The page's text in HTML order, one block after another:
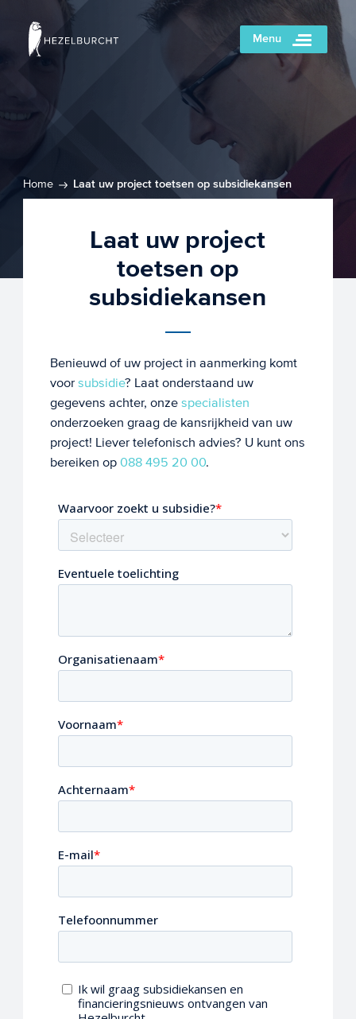
Menu
Home Laat uw project toetsen op subsidiekansen
Laat uw project
toetsen op
subsidiekansen
Benieuwd of uw project in aanmerking komt
voor subsidie? Laat onderstaand uw
gegevens achter, onze specialisten
onderzoeken graag de kansrijkheid van uw
project! Liever telefonisch advies? U kunt ons
bereiken op 088 495 20 00.